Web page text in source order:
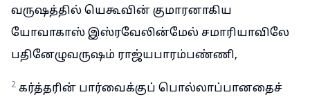
வருஷத்தில் யெகூவின் குமாரனாகிய
யோவாகாஸ் இஸ்ரவேலின்மேல் சமாரியாவிலே
பதினேழுவருஷம் ராஜ்யபாரம்பண்ணி,
2 கர்த்தரின் பார்வைக்குப் பொல்லாப்பானதைச்